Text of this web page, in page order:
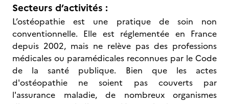
Secteurs d’activités :
L’ostéopathie est une pratique de soin non
conventionnelle. Elle est réglementée en France
depuis 2002, mais ne relève pas des professions
médicales ou paramédicales reconnues par le Code
de la santé publique. Bien que les actes
d'ostéopathie ne soient pas couverts par
l'assurance maladie, de nombreux organismes